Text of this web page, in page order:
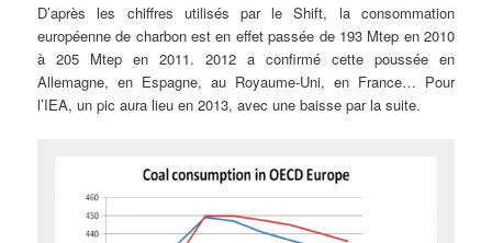
D’après les chiffres utilisés par le Shift, la consommation
européenne de charbon est en effet passée de 193 Mtep en 2010
à 205 Mtep en 2011. 2012 a confirmé cette poussée en
Allemagne, en Espagne, au Royaume-Uni, en France… Pour
l’IEA, un pic aura lieu en 2013, avec une baisse par la suite.